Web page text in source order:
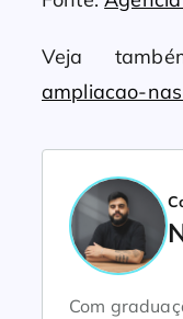
Veja
ampliacao-
Com